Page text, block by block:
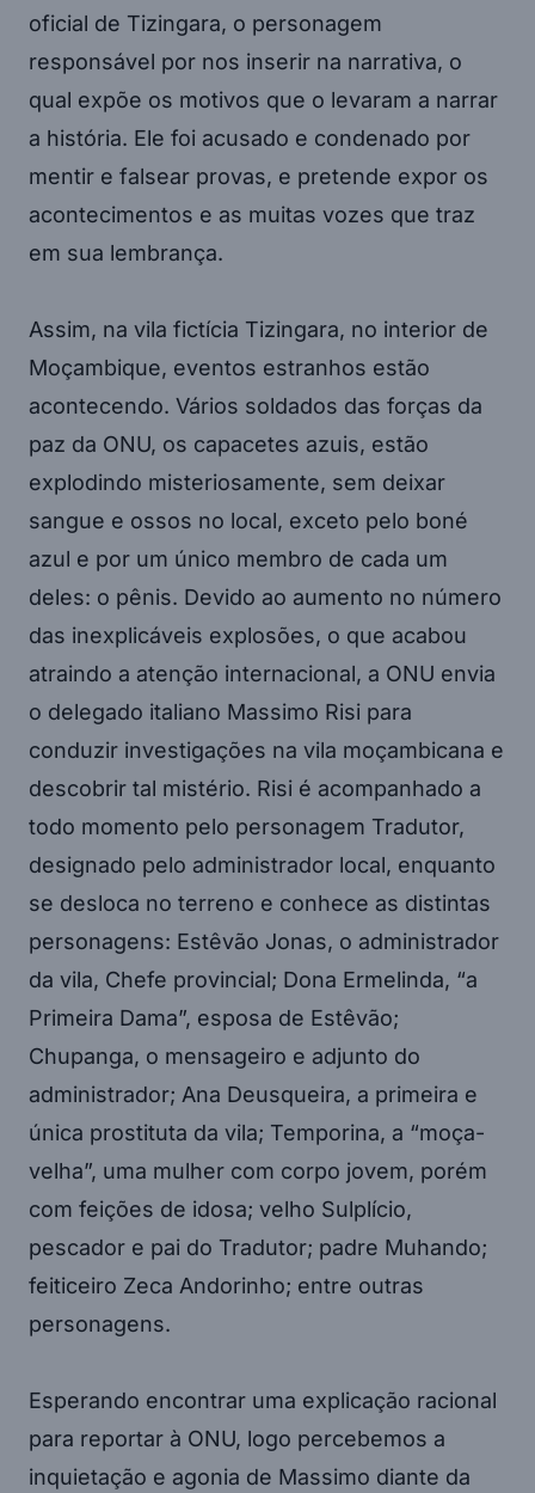
oficial de Tizingara, o personagem
responsável por nos inserir na narrativa, o
qual expõe os motivos que o levaram a narrar
a história. Ele foi acusado e condenado por
mentir e falsear provas, e pretende expor os
acontecimentos e as muitas vozes que traz
em sua lembrança.
Assim, na vila fictícia Tizingara, no interior de
Moçambique, eventos estranhos estão
acontecendo. Vários soldados das forças da
paz da ONU, os capacetes azuis, estão
explodindo misteriosamente, sem deixar
sangue e ossos no local, exceto pelo boné
azul e por um único membro de cada um
deles: o pênis. Devido ao aumento no número
das inexplicáveis explosões, o que acabou
atraindo a atenção internacional, a ONU envia
o delegado italiano Massimo Risi para
conduzir investigações na vila moçambicana e
descobrir tal mistério. Risi é acompanhado a
todo momento pelo personagem Tradutor,
designado pelo administrador local, enquanto
se desloca no terreno e conhece as distintas
personagens: Estêvão Jonas, o administrador
da vila, Chefe provincial; Dona Ermelinda, “a
Primeira Dama”, esposa de Estêvão;
Chupanga, o mensageiro e adjunto do
administrador; Ana Deusqueira, a primeira e
única prostituta da vila; Temporina, a “moça-
velha”, uma mulher com corpo jovem, porém
com feições de idosa; velho Sulplício,
pescador e pai do Tradutor; padre Muhando;
feiticeiro Zeca Andorinho; entre outras
personagens.
Esperando encontrar uma explicação racional
para reportar à ONU, logo percebemos a
inquietação e agonia de Massimo diante da